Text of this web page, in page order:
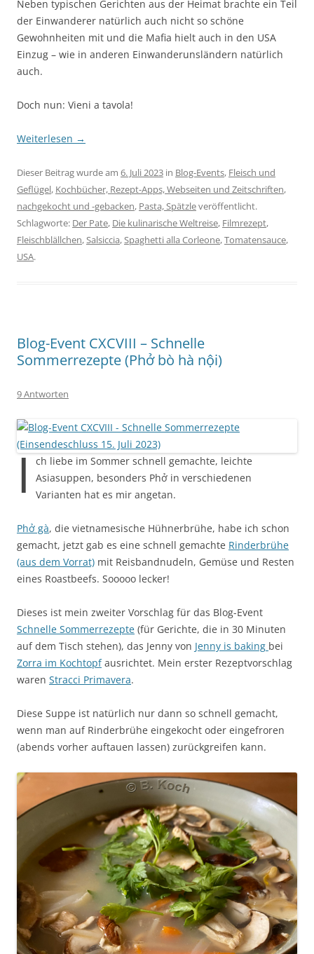
Neben typischen Gerichten aus der Heimat brachte ein Teil
der Einwanderer natürlich auch nicht so schöne
Gewohnheiten mit und die Mafia hielt auch in den USA
Einzug – wie in anderen Einwanderunsländern natürlich
auch.
Doch nun: Vieni a tavola!
Weiterlesen →
Dieser Beitrag wurde am 6. Juli 2023 in Blog-Events, Fleisch und
Geflügel, Kochbücher, Rezept-Apps, Webseiten und Zeitschriften,
nachgekocht und -gebacken, Pasta, Spätzleveröffentlicht.
Schlagworte: Der Pate, Die kulinarische Weltreise, Filmrezept,
Fleischblällchen,Salsiccia,Spaghetti alla Corleone,Tomatensauce,
USA.
Blog-Event CXCVIII – Schnelle
Sommerrezepte (Phở bò hà nội)
9 Antworten
I ch liebe im Sommer schnell gemachte, leichte
Asiasuppen, besonders Phở in verschiedenen
Varianten hat es mir angetan.
Phở gà, die vietnamesische Hühnerbrühe, habe ich schon
gemacht, jetzt gab es eine schnell gemachte Rinderbrühe
(aus dem Vorrat) mit Reisbandnudeln, Gemüse und Resten
eines Roastbeefs. Sooooo lecker!
Dieses ist mein zweiter Vorschlag für das Blog-Event
Schnelle Sommerrezepte (für Gerichte, die in 30 Minuten
auf dem Tisch stehen), das Jenny von Jenny is baking bei
Zorra im Kochtopfausrichtet. Mein erster Rezeptvorschlag
waren Stracci Primavera.
Diese Suppe ist natürlich nur dann so schnell gemacht,
wenn man auf Rinderbrühe eingekocht oder eingefroren
(abends vorher auftauen lassen) zurückgreifen kann.